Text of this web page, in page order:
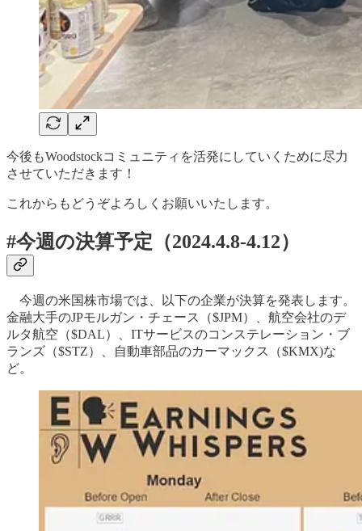
今後もWoodstockコミュニティを活発にしていくために尽力
させていただきます！
これからもどうぞよろしくお願いいたします。
#今週の決算予定（2024.4.8-4.12）
今週の米国株市場では、以下の企業が決算を発表します。
金融大手のJPモルガン・チェース（$JPM）、航空会社のデ
ルタ航空（$DAL）、ITサービスのコンステレーション・ブ
ランズ（$STZ）、自動車部品のカーマックス（$KMX)な
ど。